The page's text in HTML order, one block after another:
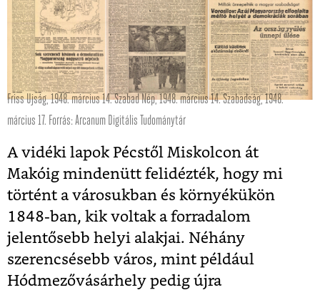
Friss Ujság, 1948. március 14. Szabad Nép, 1948. március 14. Szabadság, 1948.
március 17. Forrás: Arcanum Digitális Tudománytár
A vidéki lapok Pécstől Miskolcon át
Makóig mindenütt felidézték, hogy mi
történt a városukban és környékükön
1848-ban, kik voltak a forradalom
jelentősebb helyi alakjai. Néhány
szerencsésebb város, mint például
Hódmezővásárhely pedig újra